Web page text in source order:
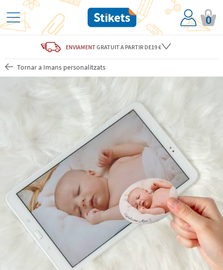
0
ENVIAMENTGRATUITA PARTIR DE19 €
Tornar a Imans personalitzats